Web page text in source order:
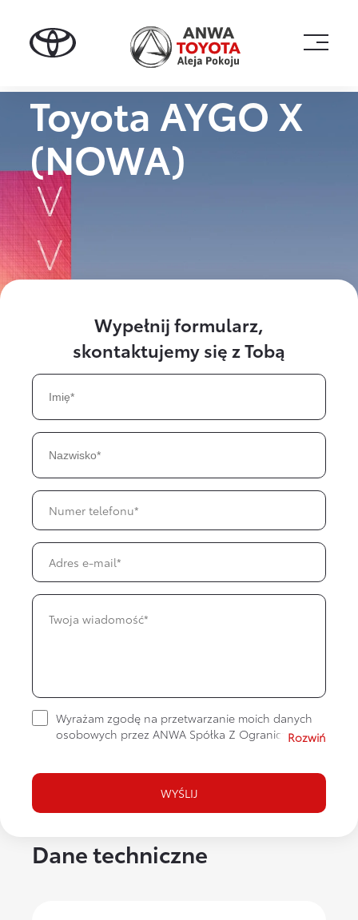
Toyota AYGO X
(NOWA)
Wypełnij formularz,
skontaktujemy się z Tobą
Wyrażam zgodę na przetwarzanie moich danych
osobowych przez ANWA Spółka Z Ograniczoną
elektronicznej i/lub telefonu. Więcej informacji na
temat przetwarzania danych osobowych na
WYŚLIJ
Dane techniczne